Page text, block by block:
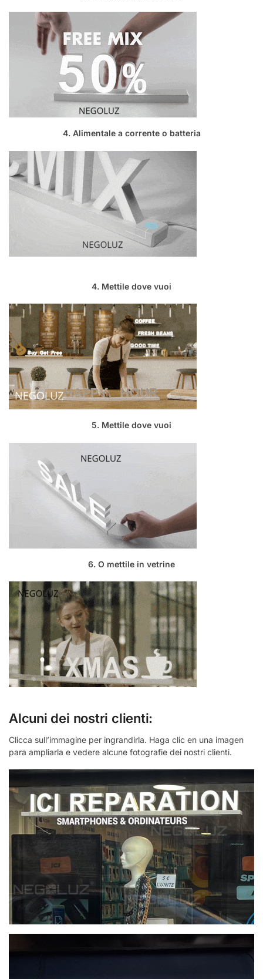
4. Alimentale a corrente o batteria
4. Mettile dove vuoi
5. Mettile dove vuoi
6. O mettile in vetrine
Alcuni dei nostri clienti:
Clicca sull’immagine per ingrandirla. Haga clic en una imagen
para ampliarla e vedere alcune fotografie dei nostri clienti.